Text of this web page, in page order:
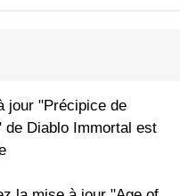
jour "Précipice de
de Diablo Immortal est